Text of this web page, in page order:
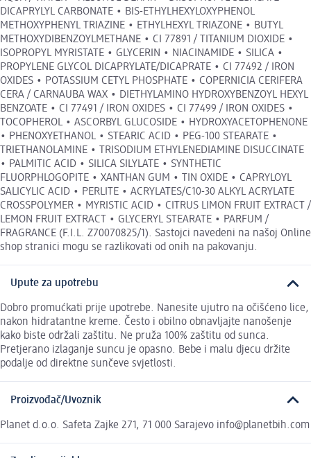
DICAPRYLYL CARBONATE • BIS-ETHYLHEXYLOXYPHENOL
METHOXYPHENYL TRIAZINE • ETHYLHEXYL TRIAZONE • BUTYL
METHOXYDIBENZOYLMETHANE • CI 77891 / TITANIUM DIOXIDE •
ISOPROPYL MYRISTATE • GLYCERIN • NIACINAMIDE • SILICA •
PROPYLENE GLYCOL DICAPRYLATE/DICAPRATE • CI 77492 / IRON
OXIDES • POTASSIUM CETYL PHOSPHATE • COPERNICIA CERIFERA
CERA / CARNAUBA WAX • DIETHYLAMINO HYDROXYBENZOYL HEXYL
BENZOATE • CI 77491 / IRON OXIDES • CI 77499 / IRON OXIDES •
TOCOPHEROL • ASCORBYL GLUCOSIDE • HYDROXYACETOPHENONE
• PHENOXYETHANOL • STEARIC ACID • PEG-100 STEARATE •
TRIETHANOLAMINE • TRISODIUM ETHYLENEDIAMINE DISUCCINATE
• PALMITIC ACID • SILICA SILYLATE • SYNTHETIC
FLUORPHLOGOPITE • XANTHAN GUM • TIN OXIDE • CAPRYLOYL
SALICYLIC ACID • PERLITE • ACRYLATES/C10-30 ALKYL ACRYLATE
CROSSPOLYMER • MYRISTIC ACID • CITRUS LIMON FRUIT EXTRACT /
LEMON FRUIT EXTRACT • GLYCERYL STEARATE • PARFUM /
FRAGRANCE (F.I.L. Z70070825/1). Sastojci navedeni na našoj Online
shop stranici mogu se razlikovati od onih na pakovanju.
Upute za upotrebu
Dobro promućkati prije upotrebe. Nanesite ujutro na očišćeno lice,
nakon hidratantne kreme. Često i obilno obnavljajte nanošenje
kako biste održali zaštitu. Ne pruža 100% zaštitu od sunca.
Pretjerano izlaganje suncu je opasno. Bebe i malu djecu držite
podalje od direktne sunčeve svjetlosti.
Proizvođač/Uvoznik
Planet d.o.o. Safeta Zajke 271, 71 000 Sarajevo info@planetbih.com